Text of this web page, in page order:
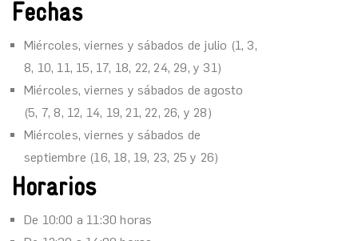
Fechas
Miércoles, viernes y sábados de julio (1, 3,
8, 10, 11, 15, 17, 18, 22, 24, 29, y 31)
Miércoles, viernes y sábados de agosto
(5, 7, 8, 12, 14, 19, 21, 22, 26, y 28)
Miércoles, viernes y sábados de
septiembre (16, 18, 19, 23, 25 y 26)
Horarios
De 10:00 a 11:30 horas